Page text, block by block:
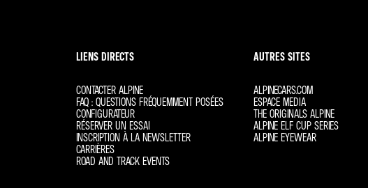
LIENS DIRECTS
CONTACTER ALPINE
FAQ : QUESTIONS FRÉQUEMMENT POSÉES
CONFIGURATEUR
RÉSERVER UN ESSAI
INSCRIPTION À LA NEWSLETTER
CARRIÈRES
ROAD AND TRACK EVENTS
AUTRES SITES
ALPINECARS.COM
ESPACE MEDIA
THE ORIGINALS ALPINE
ALPINE ELF CUP SERIES
ALPINE EYEWEAR